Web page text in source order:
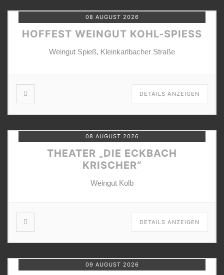
08 AUGUST 2026
HOFFEST WEINGUT KOHL-SPIESS
Weingut Spieß, Kleinkarlbacher Straße
DETAILS ANZEIGEN
08 AUGUST 2026
THEATER „DIE ECKBACH
KRISCHER“
Weingut Kolb
DETAILS ANZEIGEN
09 AUGUST 2026